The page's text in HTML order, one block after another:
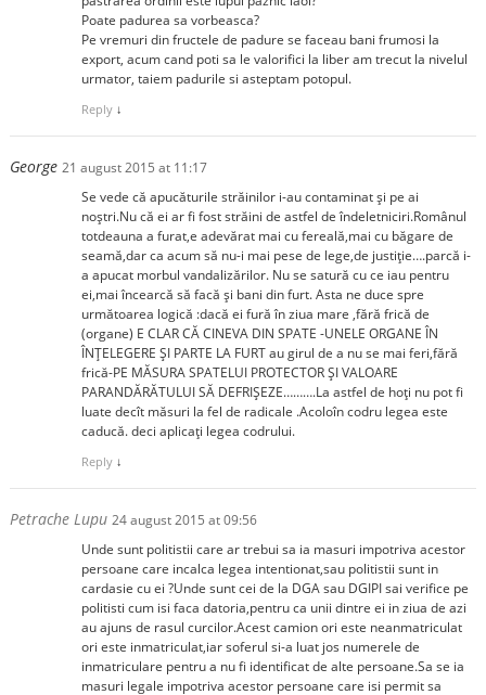
Poate padurea sa vorbeasca?
Pe vremuri din fructele de padure se faceau bani frumosi la
export, acum cand poti sa le valorifici la liber am trecut la nivelul
urmator, taiem padurile si asteptam potopul.
Reply ↓
George 21 august 2015 at 11:17
Se vede că apucăturile străinilor i-au contaminat şi pe ai
noştri.Nu că ei ar fi fost străini de astfel de îndeletniciri.Românul
totdeauna a furat,e adevărat mai cu fereală,mai cu băgare de
seamă,dar ca acum să nu-i mai pese de lege,de justiţie….parcă i-
a apucat morbul vandalizărilor. Nu se satură cu ce iau pentru
ei,mai încearcă să facă şi bani din furt. Asta ne duce spre
următoarea logică :dacă ei fură în ziua mare ,fără frică de
(organe) E CLAR CĂ CINEVA DIN SPATE -UNELE ORGANE ÎN
ÎNŢELEGERE ŞI PARTE LA FURT au girul de a nu se mai feri,fără
frică-PE MĂSURA SPATELUI PROTECTOR ŞI VALOARE
PARANDĂRĂTULUI SĂ DEFRIŞEZE……….La astfel de hoţi nu pot fi
luate decît măsuri la fel de radicale .Acoloîn codru legea este
caducă. deci aplicaţi legea codrului.
Reply ↓
Petrache Lupu 24 august 2015 at 09:56
Unde sunt politistii care ar trebui sa ia masuri impotriva acestor
persoane care incalca legea intentionat,sau politistii sunt in
cardasie cu ei ?Unde sunt cei de la DGA sau DGIPI sai verifice pe
politisti cum isi faca datoria,pentru ca unii dintre ei in ziua de azi
au ajuns de rasul curcilor.Acest camion ori este neanmatriculat
ori este inmatriculat,iar soferul si-a luat jos numerele de
inmatriculare pentru a nu fi identificat de alte persoane.Sa se ia
masuri legale impotriva acestor persoane care isi permit sa